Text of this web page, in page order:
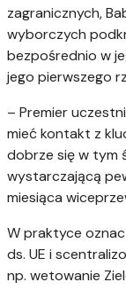
zagranicznych,
wyborczych
bezpośrednio w
jego pierwszego
– Premier
mieć kontakt z
dobrze się w tym
wystarczającą
miesiąca
W praktyce
ds. UE i
np. wetowanie